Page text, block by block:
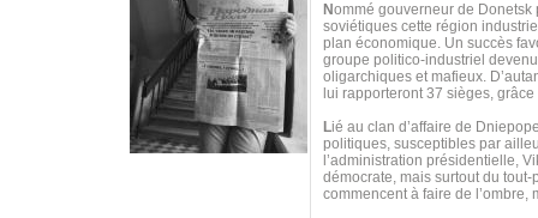
Nommé gouverneur de Donetsk
soviétiques cette région
plan économique. Un succès
groupe politico-industriel
oligarchiques et mafieux.
lui rapporteront 37 sièges,
Lié au clan d’affaire de
politiques, susceptibles par
l’administration présidentielle,
démocrate, mais surtout du
commencent à faire de